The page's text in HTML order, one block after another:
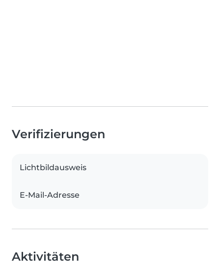
Verifizierungen
Lichtbildausweis
E-Mail-Adresse
Aktivitäten